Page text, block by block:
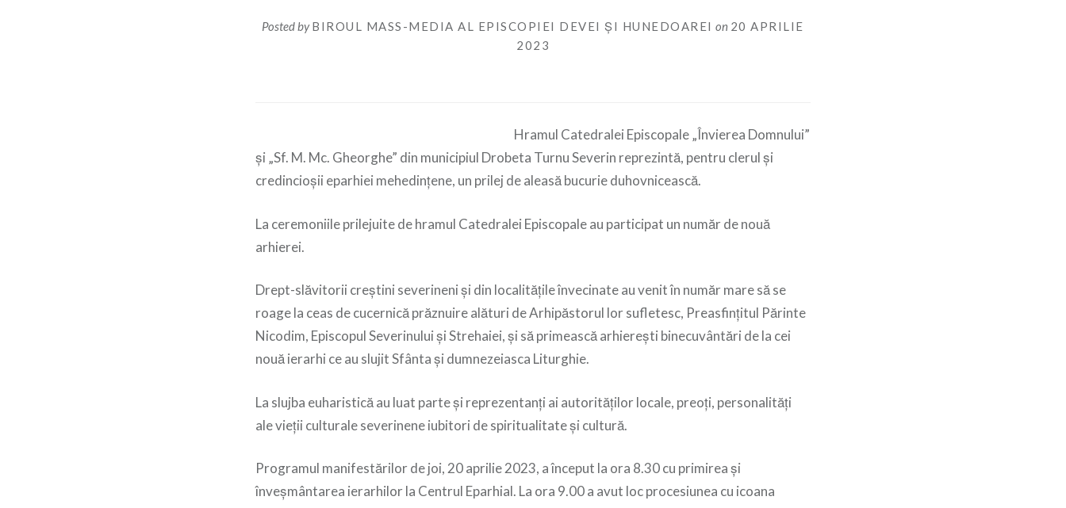
Posted byBIROUL MASS-MEDIA AL EPISCOPIEI DEVEI ȘI HUNEDOAREI on 20 APRILIE
2023
Hramul Catedralei Episcopale „Învierea Domnului”
şi „Sf. M. Mc. Gheorghe” din municipiul Drobeta Turnu Severin reprezintă, pentru clerul şi
credincioşii eparhiei mehedințene, un prilej de aleasă bucurie duhovnicească.
La ceremoniile prilejuite de hramul Catedralei Episcopale au participat un număr de nouă
arhierei.
Drept-slăvitorii creştini severineni şi din localitățile învecinate au venit în număr mare să se
roage la ceas de cucernică prăznuire alături de Arhipăstorul lor sufletesc, Preasfinţitul Părinte
Nicodim, Episcopul Severinului şi Strehaiei, și să primească arhierești binecuvântări de la cei
nouă ierarhi ce au slujit Sfânta și dumnezeiasca Liturghie.
La slujba euharistică au luat parte şi reprezentanţi ai autorităţilor locale, preoți, personalități
ale vieţii culturale severinene iubitori de spiritualitate şi cultură.
Programul manifestărilor de joi, 20 aprilie 2023, a început la ora 8.30 cu primirea și
înveşmântarea ierarhilor la Centrul Eparhial. La ora 9.00 a avut loc procesiunea cu icoana